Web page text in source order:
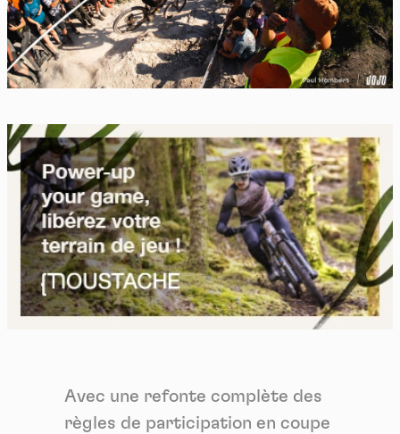
Avec une refonte complète des
règles de participation en coupe